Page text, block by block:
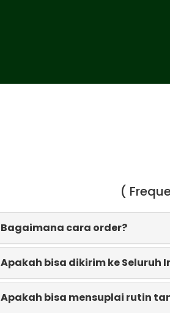
(
Bagaimana cara order?
Apakah bisa dikirim ke Seluruh
Apakah bisa mensuplai rutin